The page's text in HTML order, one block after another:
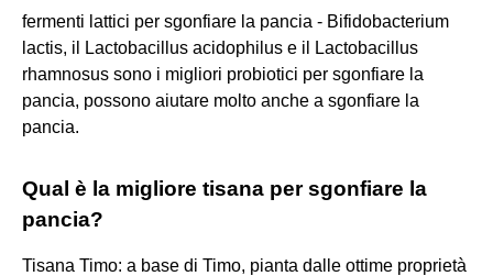
fermenti lattici per sgonfiare la pancia - Bifidobacterium
lactis, il Lactobacillus acidophilus e il Lactobacillus
rhamnosus sono i migliori probiotici per sgonfiare la
pancia, possono aiutare molto anche a sgonfiare la
pancia.
Qual è la migliore tisana per sgonfiare la
pancia?
Tisana Timo: a base di Timo, pianta dalle ottime proprietà